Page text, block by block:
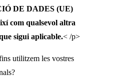
DE DADES (UE)
com qualsevol altra
sigui aplicable.< /p>
utilitzem les vostres